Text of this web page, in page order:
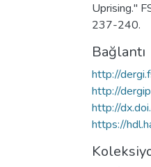
Uprising."
237-240.
Bağlantı
http://
http://
http://
https://